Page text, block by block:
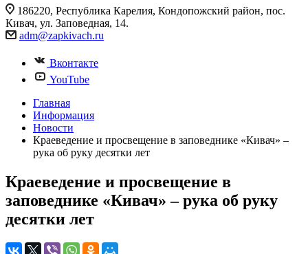
186220, Республика Карелия, Кондопожский район, пос.
Кивач, ул. Заповедная, 14.
adm@zapkivach.ru
Вконтакте
YouTube
Главная
Информация
Новости
Краеведение и просвещение в заповеднике «Кивач» –
рука об руку десятки лет
Краеведение и просвещение в
заповеднике «Кивач» – рука об руку
десятки лет